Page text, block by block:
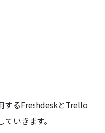
するFreshdeskとTrello
いきます。